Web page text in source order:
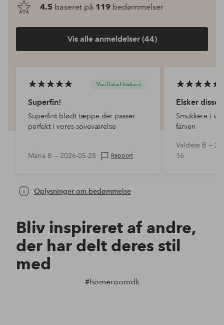
4.5 baseret på 119 bedømmelser
Vis alle anmeldelser (44)
Verifierad købere
Superfin!
Superfint blødt tæppe der passer
perfekt i vores soveværelse
Maria B — 2026-05-28 Rapport
Elsker disse
Smukkere i
farven
Valdete B —
16
Oplysninger om bedømmelse
Bliv inspireret af andre,
der har delt deres stil
med
#homeroomdk